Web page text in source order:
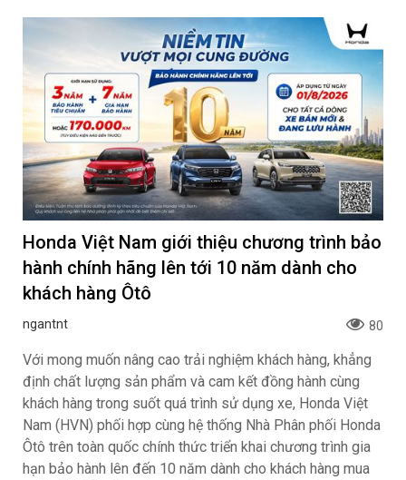
Honda Việt Nam giới thiệu chương trình bảo
hành chính hãng lên tới 10 năm dành cho
khách hàng Ôtô
ngantnt 80
Với mong muốn nâng cao trải nghiệm khách hàng, khẳng
định chất lượng sản phẩm và cam kết đồng hành cùng
khách hàng trong suốt quá trình sử dụng xe, Honda Việt
Nam (HVN) phối hợp cùng hệ thống Nhà Phân phối Honda
Ôtô trên toàn quốc chính thức triển khai chương trình gia
hạn bảo hành lên đến 10 năm dành cho khách hàng mua